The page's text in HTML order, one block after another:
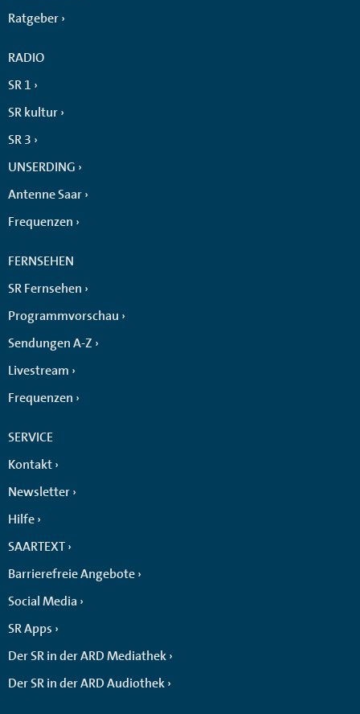
Ratgeber
RADIO
SR 1
SR kultur
SR 3
UNSERDING
Antenne Saar
Frequenzen
FERNSEHEN
SR Fernsehen
Programmvorschau
Sendungen A-Z
Livestream
Frequenzen
SERVICE
Kontakt
Newsletter
Hilfe
SAARTEXT
Barrierefreie Angebote
Social Media
SR Apps
Der SR in der ARD Mediathek
Der SR in der ARD Audiothek